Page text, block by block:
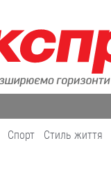
Cпорт Cтиль життя